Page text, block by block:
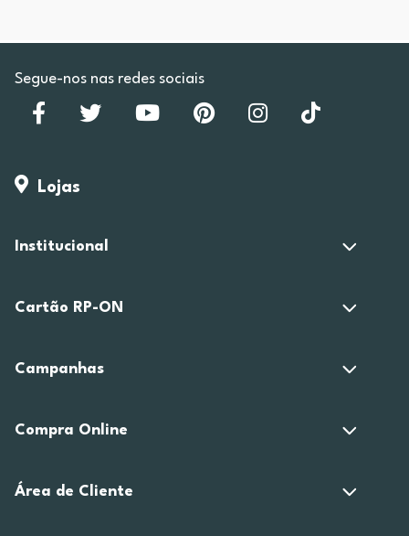
Segue-nos nas redes sociais
Lojas
Institucional
Cartão RP-ON
Campanhas
Compra Online
Área de Cliente